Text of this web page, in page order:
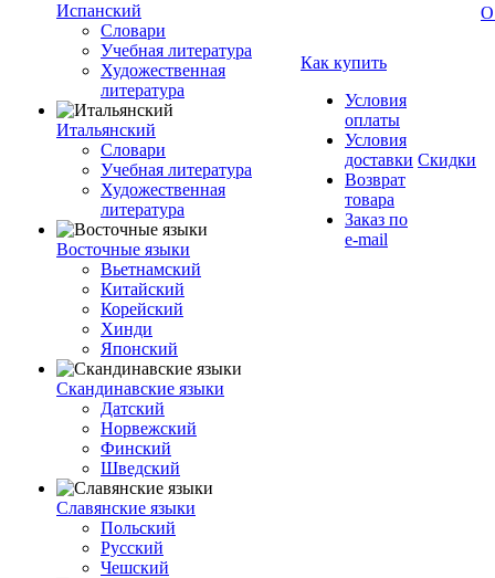
Испанский
Словари
Учебная литература
Художественная
литература
Итальянский
Словари
Учебная литература
Художественная
литература
Восточные языки
Вьетнамский
Китайский
Корейский
Хинди
Японский
Скандинавские языки
Датский
Норвежский
Финский
Шведский
Славянские языки
Польский
Русский
Чешский
Как купить
Условия
оплаты
Условия
доставки
Возврат
товара
Заказ по
e-mail
Скидки
О